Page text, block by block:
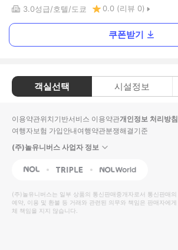
3.0성급 호텔 도쿄 0.0 (리뷰 0)
쿠폰받기
객실선택 시설정보
이용약관위치기반서비스 이용약관개인정보 처리방침
여행자보험 가입안내여행약관분쟁해결기준
(주)놀유니버스 사업자 정보
NOL Triple Interpark Global
(주)놀유니버스는 일부 상품의 통신판매중개자로서 통신판매
예약, 이용 및 환불 등 거래와 관련된 의무와 책임은 판매자에게
체 책임을 지지 않습니다.